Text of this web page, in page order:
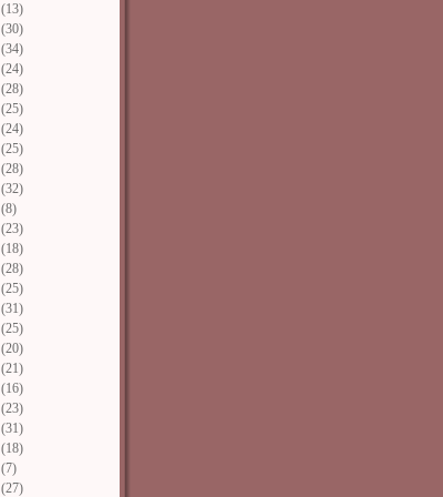
(13)
(30)
(34)
(24)
(28)
(25)
(24)
(25)
(28)
(32)
(8)
(23)
(18)
(28)
(25)
(31)
(25)
(20)
(21)
(16)
(23)
(31)
(18)
(7)
(27)